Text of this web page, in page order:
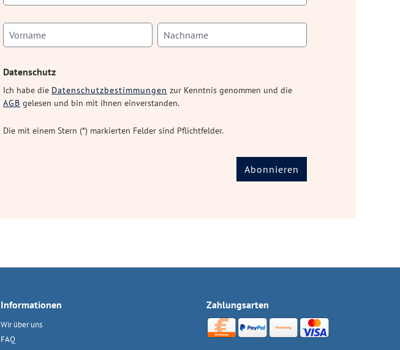
Datenschutz
Ich habe die Datenschutzbestimmungen zur Kenntnis genommen und die
AGB gelesen und bin mit ihnen einverstanden.
Die mit einem Stern (*) markierten Felder sind Pflichtfelder.
Abonnieren
Informationen
Wir über uns
FAQ
Zahlungsarten